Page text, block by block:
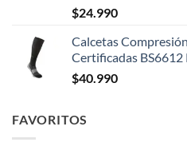
$24.990
Calcetas
Certificadas BS6612
$40.990
FAVORITOS